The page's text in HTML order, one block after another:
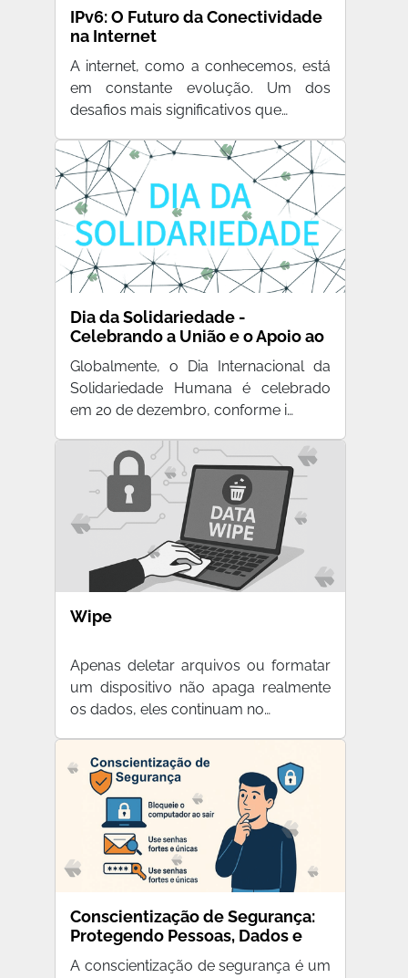
IPv6: O Futuro da Conectividade
na Internet
A internet, como a conhecemos, está
em constante evolução. Um dos
desafios mais significativos que…
Dia da Solidariedade -
Celebrando a União e o Apoio ao
Globalmente, o Dia Internacional da
Solidariedade Humana é celebrado
em 20 de dezembro, conforme i…
Wipe
Apenas deletar arquivos ou formatar
um dispositivo não apaga realmente
os dados, eles continuam no…
Conscientização de Segurança:
Protegendo Pessoas, Dados e
Processos
A conscientização de segurança é um